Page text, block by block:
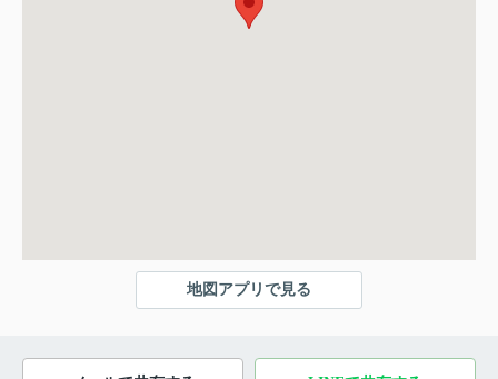
地図アプリで見る